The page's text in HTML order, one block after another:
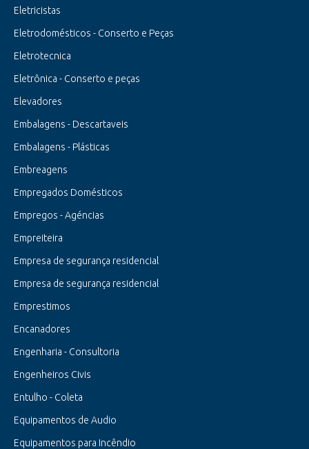
Eletricistas
Eletrodomésticos - Conserto e Peças
Eletrotecnica
Eletrônica - Conserto e peças
Elevadores
Embalagens - Descartaveis
Embalagens - Plásticas
Embreagens
Empregados Domésticos
Empregos - Agéncias
Empreiteira
Empresa de segurança residencial
Empresa de segurança residencial
Emprestimos
Encanadores
Engenharia - Consultoria
Engenheiros Civis
Entulho - Coleta
Equipamentos de Audio
Equipamentos para Incêndio